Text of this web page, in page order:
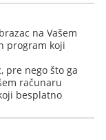
na Vašem
program koji
pre nego što ga
računaru
besplatno